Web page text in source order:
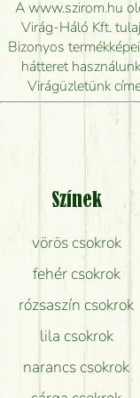
Mennyire
mikor
Vörös
Milyen
Tényleg
Mit kell
Hogy marad
Tudok
A www.szirom.hu
Virág-Háló Kft.
Bizonyos
hátteret
Virágüzletünk
Színek
vörös csokrok
fehér csokrok
rózsaszín csokrok
lila csokrok
narancs csokrok